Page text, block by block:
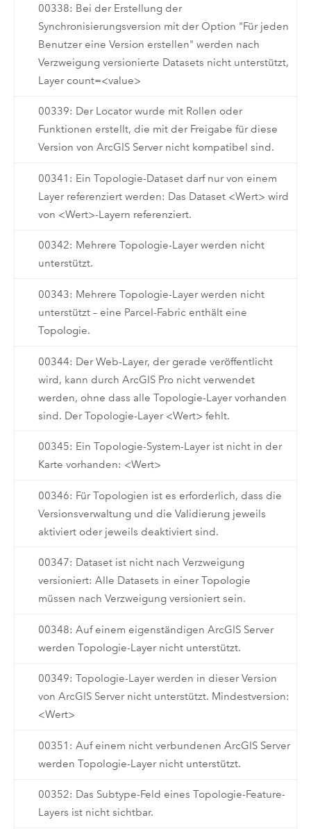
00338: Bei der Erstellung der
Synchronisierungsversion mit der Option "Für jeden
Benutzer eine Version erstellen" werden nach
Verzweigung versionierte Datasets nicht unterstützt,
Layer count=<value>
00339: Der Locator wurde mit Rollen oder
Funktionen erstellt, die mit der Freigabe für diese
Version von ArcGIS Server nicht kompatibel sind.
00341: Ein Topologie-Dataset darf nur von einem
Layer referenziert werden: Das Dataset <Wert> wird
von <Wert>-Layern referenziert.
00342: Mehrere Topologie-Layer werden nicht
unterstützt.
00343: Mehrere Topologie-Layer werden nicht
unterstützt – eine Parcel-Fabric enthält eine
Topologie.
00344: Der Web-Layer, der gerade veröffentlicht
wird, kann durch ArcGIS Pro nicht verwendet
werden, ohne dass alle Topologie-Layer vorhanden
sind. Der Topologie-Layer <Wert> fehlt.
00345: Ein Topologie-System-Layer ist nicht in der
Karte vorhanden: <Wert>
00346: Für Topologien ist es erforderlich, dass die
Versionsverwaltung und die Validierung jeweils
aktiviert oder jeweils deaktiviert sind.
00347: Dataset ist nicht nach Verzweigung
versioniert: Alle Datasets in einer Topologie
müssen nach Verzweigung versioniert sein.
00348: Auf einem eigenständigen ArcGIS Server
werden Topologie-Layer nicht unterstützt.
00349: Topologie-Layer werden in dieser Version
von ArcGIS Server nicht unterstützt. Mindestversion:
<Wert>
00351: Auf einem nicht verbundenen ArcGIS Server
werden Topologie-Layer nicht unterstützt.
00352: Das Subtype-Feld eines Topologie-Feature-
Layers ist nicht sichtbar.